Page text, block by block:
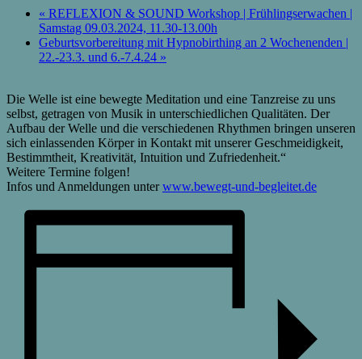
« REFLEXION & SOUND Workshop | Frühlingserwachen |
Samstag 09.03.2024, 11.30-13.00h
Geburtsvorbereitung mit Hypnobirthing an 2 Wochenenden |
22.-23.3. und 6.-7.4.24 »
Die Welle ist eine bewegte Meditation und eine Tanzreise zu uns
selbst, getragen von Musik in unterschiedlichen Qualitäten. Der
Aufbau der Welle und die verschiedenen Rhythmen bringen unseren
sich einlassenden Körper in Kontakt mit unserer Geschmeidigkeit,
Bestimmtheit, Kreativität, Intuition und Zufriedenheit.“
Weitere Termine folgen!
Infos und Anmeldungen unterwww.bewegt-und-begleitet.de